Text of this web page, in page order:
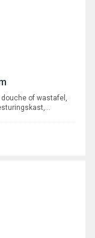
of wastafel,
15 mm knel.